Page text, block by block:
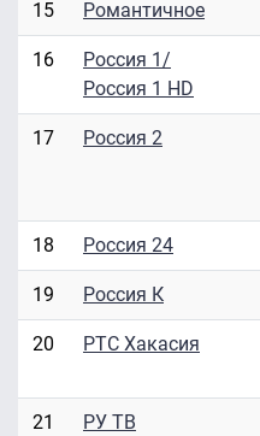
15 Романтичное
16
Россия 1/
Россия 1 HD
17 Россия 2
18 Россия 24
19 Россия К
20 РТС Хакасия
21 РУ ТВ